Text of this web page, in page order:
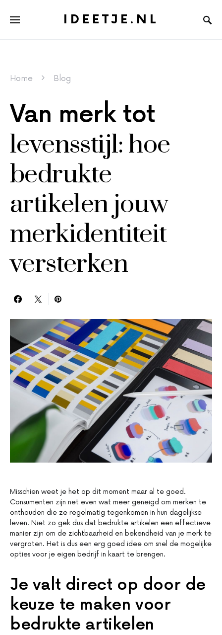
IDEETJE.NL
Home Blog
Van merk tot
levensstijl: hoe
bedrukte
artikelen jouw
merkidentiteit
versterken
Misschien weet je het op dit moment maar al te goed.
Consumenten zijn net even wat meer geneigd om merken te
onthouden die ze regelmatig tegenkomen in hun dagelijkse
leven. Niet zo gek dus dat bedrukte artikelen een effectieve
manier zijn om de zichtbaarheid en bekendheid van je merk te
vergroten. Het is dus een erg goed idee om snel de mogelijke
opties voor je eigen bedrijf in kaart te brengen.
Je valt direct op door de
keuze te maken voor
bedrukte artikelen